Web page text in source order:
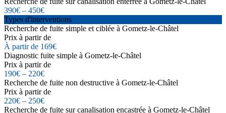
390€ – 450€
Types d'interventions
Recherche de fuite simple et ciblée à Gometz-le-Châtel
Prix à partir de
À partir de 169€
Diagnostic fuite simple à Gometz-le-Châtel
Prix à partir de
190€ – 220€
Recherche de fuite non destructive à Gometz-le-Châtel
Prix à partir de
220€ – 250€
Recherche de fuite sur canalisation encastrée à Gometz-le-Châtel